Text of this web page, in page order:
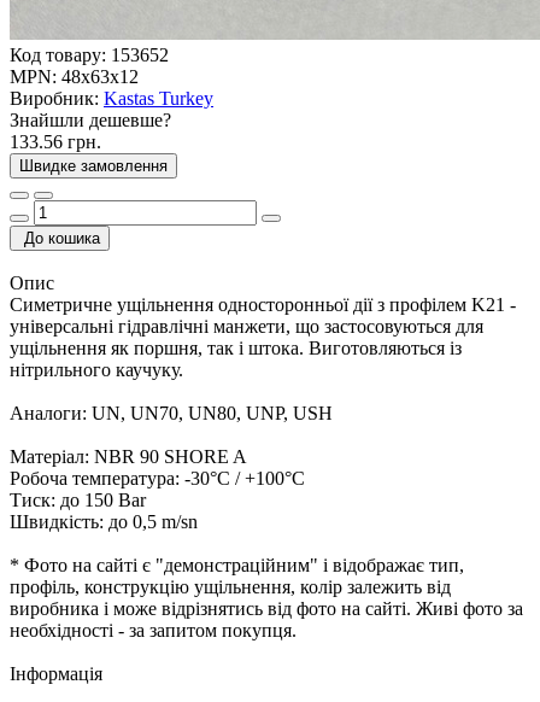
Код товару: 153652
MPN: 48x63x12
Виробник: Kastas Turkey
Знайшли дешевше?
133.56 грн.
Швидке замовлення
До кошика
Опис
Симетричне ущільнення односторонньої дії з профілем K21 -
універсальні гідравлічні манжети, що застосовуються для
ущільнення як поршня, так і штока. Виготовляються із
нітрильного каучуку.
Аналоги: UN, UN70, UN80, UNP, USH
Матеріал: NBR 90 SHORE A
Робоча температура: -30°C / +100°C
Тиск: до 150 Bar
Швидкість: до 0,5 m/sn
* Фото на сайті є "демонстраційним" і відображає тип,
профіль, конструкцію ущільнення, колір залежить від
виробника і може відрізнятись від фото на сайті. Живі фото за
необхідності - за запитом покупця.
Iнформація